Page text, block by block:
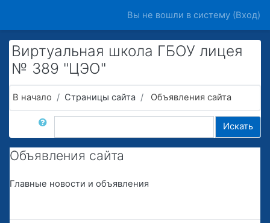
Вы не вошли в систему (Вход)
Виртуальная школа ГБОУ лицея
№ 389 "ЦЭО"
В начало Страницы сайта Объявления сайта
Поиск по форумам Искать
Объявления сайта
Главные новости и объявления